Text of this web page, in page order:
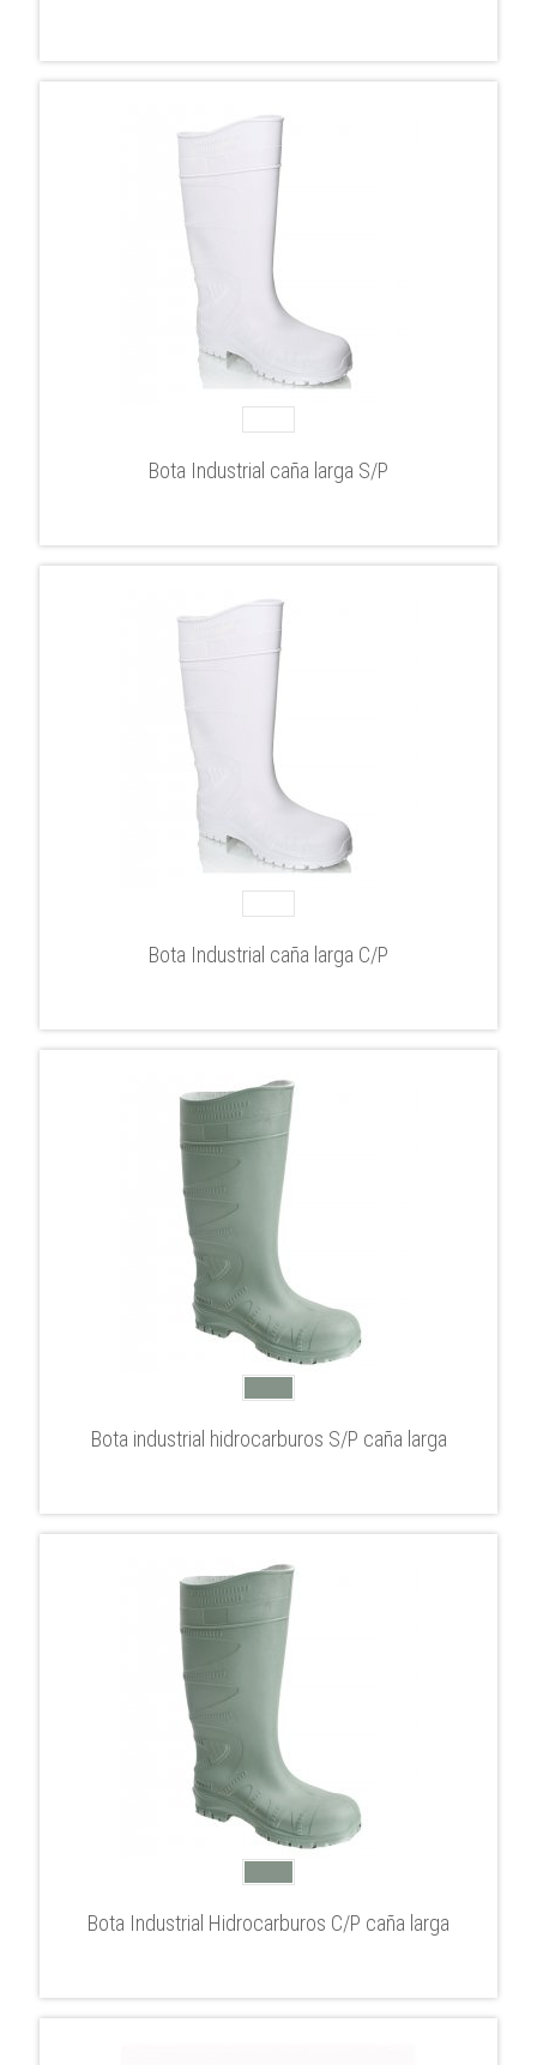
Bota Industrial caña larga S/P
Bota Industrial caña larga C/P
Bota industrial hidrocarburos S/P caña larga
Bota Industrial Hidrocarburos C/P caña larga